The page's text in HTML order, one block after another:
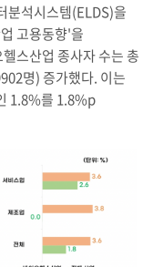
분석시스템(ELDS)을
고용동향'을
스산업 종사자 수는 총
명) 증가했다. 이는
1.8%를 1.8%p